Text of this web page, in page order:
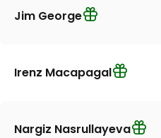
Jim George
Irenz Macapagal
Nargiz Nasrullayeva